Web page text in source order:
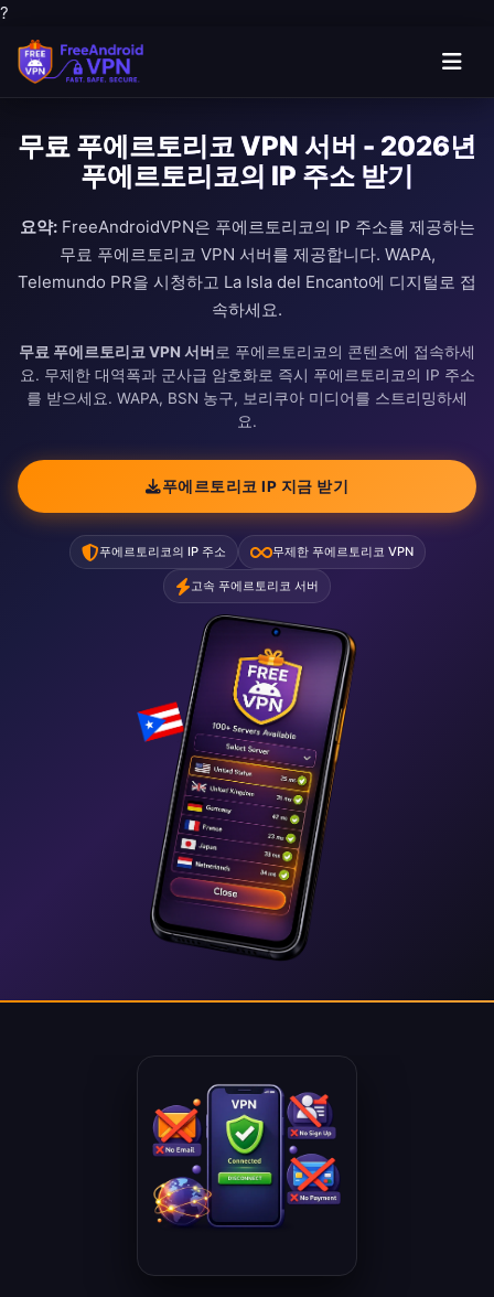
?
무료 푸에르토리코 VPN 서버 - 2026년
푸에르토리코의 IP 주소 받기
요약:FreeAndroidVPN은 푸에르토리코의 IP 주소를 제공하는
무료 푸에르토리코 VPN 서버를 제공합니다. WAPA,
Telemundo PR을 시청하고 La Isla del Encanto에 디지털로 접
속하세요.
무료 푸에르토리코 VPN 서버 로 푸에르토리코의 콘텐츠에 접속하세
요. 무제한 대역폭과 군사급 암호화로 즉시 푸에르토리코의 IP 주소
를 받으세요. WAPA, BSN 농구, 보리쿠아 미디어를 스트리밍하세
요.
푸에르토리코 IP 지금 받기
푸에르토리코의 IP 주소 무제한 푸에르토리코 VPN
고속 푸에르토리코 서버